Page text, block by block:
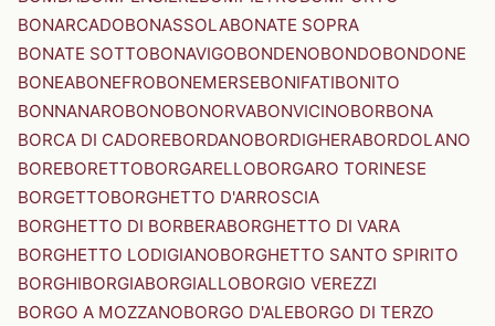
BONARCADOBONASSOLABONATE SOPRA
BONATE SOTTOBONAVIGOBONDENOBONDOBONDONE
BONEABONEFROBONEMERSEBONIFATIBONITO
BONNANAROBONOBONORVABONVICINOBORBONA
BORCA DI CADOREBORDANOBORDIGHERABORDOLANO
BOREBORETTOBORGARELLOBORGARO TORINESE
BORGETTOBORGHETTO D'ARROSCIA
BORGHETTO DI BORBERABORGHETTO DI VARA
BORGHETTO LODIGIANOBORGHETTO SANTO SPIRITO
BORGHIBORGIABORGIALLOBORGIO VEREZZI
BORGO A MOZZANOBORGO D'ALEBORGO DI TERZO